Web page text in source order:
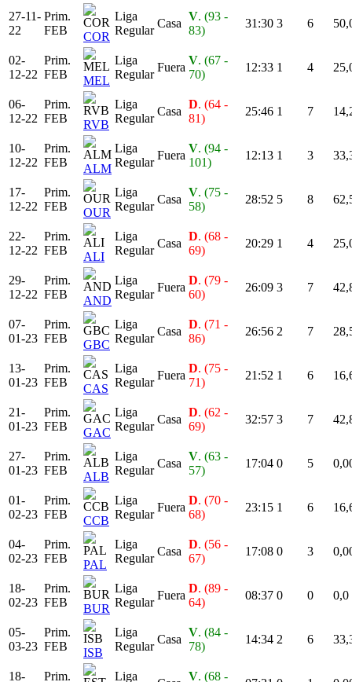
27-11-
22
Prim.
FEB
COR
Liga
Regular
Casa
V. (93 -
83)
31:30 3 6
02-
12-22
Prim.
FEB
MEL
Liga
Regular
Fuera
V. (67 -
70)
12:33 1 4
06-
12-22
Prim.
FEB
RVB
Liga
Regular
Casa
D. (64 -
81)
25:46 1 7
10-
12-22
Prim.
FEB
ALM
Liga
Regular
Fuera
V. (94 -
101)
12:13 1 3
17-
12-22
Prim.
FEB
OUR
Liga
Regular
Casa
V. (75 -
58)
28:52 5 8
22-
12-22
Prim.
FEB
ALI
Liga
Regular
Casa
D. (68 -
69)
20:29 1 4
29-
12-22
Prim.
FEB
AND
Liga
Regular
Fuera
D. (79 -
60)
26:09 3 7
07-
01-23
Prim.
FEB
GBC
Liga
Regular
Casa
D. (71 -
86)
26:56 2 7
13-
01-23
Prim.
FEB
CAS
Liga
Regular
Fuera
D. (75 -
71)
21:52 1 6
21-
01-23
Prim.
FEB
GAC
Liga
Regular
Casa
D. (62 -
69)
32:57 3 7
27-
01-23
Prim.
FEB
ALB
Liga
Regular
Casa
V. (63 -
57)
17:04 0 5
01-
02-23
Prim.
FEB
CCB
Liga
Regular
Fuera
D. (70 -
68)
23:15 1 6
04-
02-23
Prim.
FEB
PAL
Liga
Regular
Casa
D. (56 -
67)
17:08 0 3
18-
02-23
Prim.
FEB
BUR
Liga
Regular
Fuera
D. (89 -
64)
08:37 0 0 0,0
05-
03-23
Prim.
FEB
ISB
Liga
Regular
Casa
V. (84 -
78)
14:34 2 6
18- Prim. Liga V. (68 -